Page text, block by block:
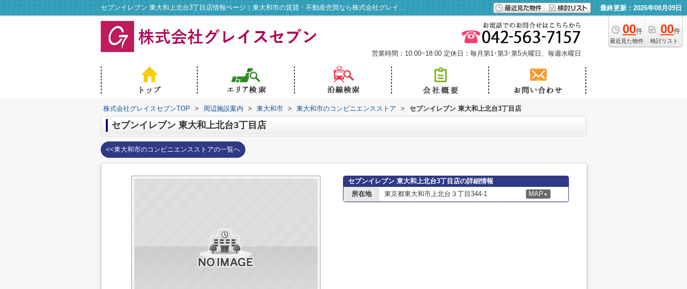
セブンイレブン 東大和上北台3丁目店情報ページ｜東大和市の賃貸・不動産売買なら株式会社グレイスセブン 最終更新：2026年08月09日
00件
最近見た物件
00件
検討リスト
営業時間：10:00~18:00 定休日：毎月第1･第3･第5火曜日、毎週水曜日
株式会社グレイスセブンTOP > 周辺施設案内 > 東大和市 > 東大和市のコンビニエンスストア > セブンイレブン 東大和上北台3丁目店
セブンイレブン 東大和上北台3丁目店
<<東大和市のコンビニエンスストアの一覧へ
セブンイレブン 東大和上北台3丁目店の詳細情報
所在地
東京都東大和市上北台３丁目344-1 MAP ▼